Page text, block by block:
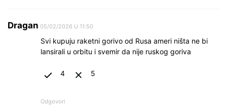
Dragan 05/02/2026 U 11:50
Svi kupuju raketni gorivo od Rusa ameri ništa ne bi
lansirali u orbitu i svemir da nije ruskog goriva
4 5
Odgovori